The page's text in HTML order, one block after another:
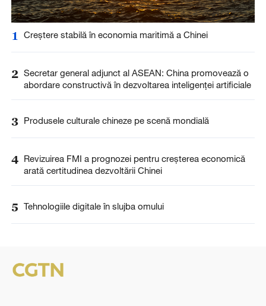
1 Creștere stabilă în economia maritimă a Chinei
2 Secretar general adjunct al ASEAN: China promovează o
abordare constructivă în dezvoltarea inteligenței artificiale
3 Produsele culturale chineze pe scenă mondială
4 Revizuirea FMI a prognozei pentru creșterea economică
arată certitudinea dezvoltării Chinei
5 Tehnologiile digitale în slujba omului